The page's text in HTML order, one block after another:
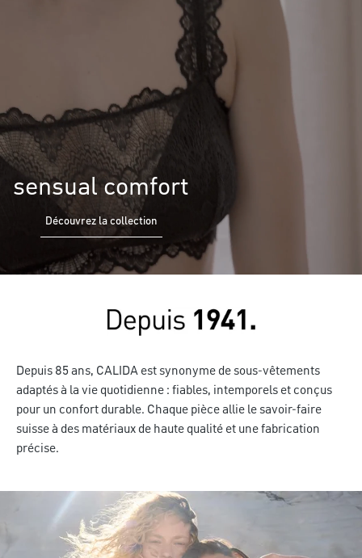
sensual comfort
Découvrez la collection
Depuis 85 ans, CALIDA est synonyme de sous-vêtements
adaptés à la vie quotidienne : fiables, intemporels et conçus
pour un confort durable. Chaque pièce allie le savoir-faire
suisse à des matériaux de haute qualité et une fabrication
précise.